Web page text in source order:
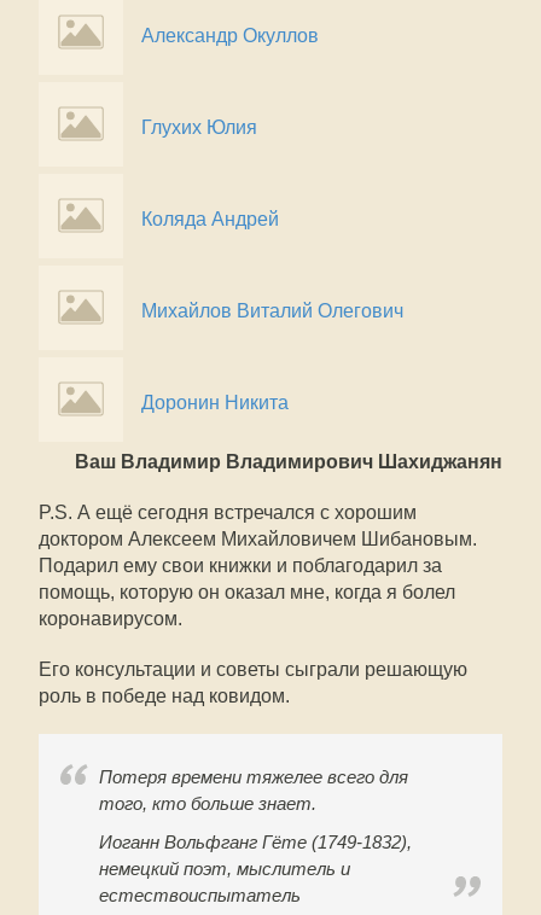
Александр Окуллов
Глухих Юлия
Коляда Андрей
Михайлов Виталий Олегович
Доронин Никита
Ваш Владимир Владимирович Шахиджанян
P.S. А ещё сегодня встречался с хорошим
доктором Алексеем Михайловичем Шибановым.
Подарил ему свои книжки и поблагодарил за
помощь, которую он оказал мне, когда я болел
коронавирусом.
Его консультации и советы сыграли решающую
роль в победе над ковидом.
Потеря времени тяжелее всего для
того, кто больше знает.
Иоганн Вольфганг Гёте (1749-1832),
немецкий поэт, мыслитель и
естествоиспытатель